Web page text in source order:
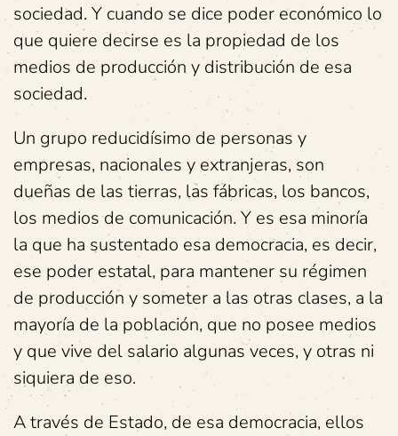
sociedad. Y cuando se dice poder económico lo
que quiere decirse es la propiedad de los
medios de producción y distribución de esa
sociedad.
Un grupo reducidísimo de personas y
empresas, nacionales y extranjeras, son
dueñas de las tierras, las fábricas, los bancos,
los medios de comunicación. Y es esa minoría
la que ha sustentado esa democracia, es decir,
ese poder estatal, para mantener su régimen
de producción y someter a las otras clases, a la
mayoría de la población, que no posee medios
y que vive del salario algunas veces, y otras ni
siquiera de eso.
A través de Estado, de esa democracia, ellos